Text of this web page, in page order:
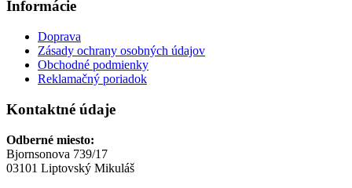
Informácie
Doprava
Zásady ochrany osobných údajov
Obchodné podmienky
Reklamačný poriadok
Kontaktné údaje
Odberné miesto:
Bjornsonova 739/17
03101 Liptovský Mikuláš